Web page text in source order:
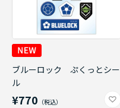
ブルーロック ぷくっとシー
ル
¥770